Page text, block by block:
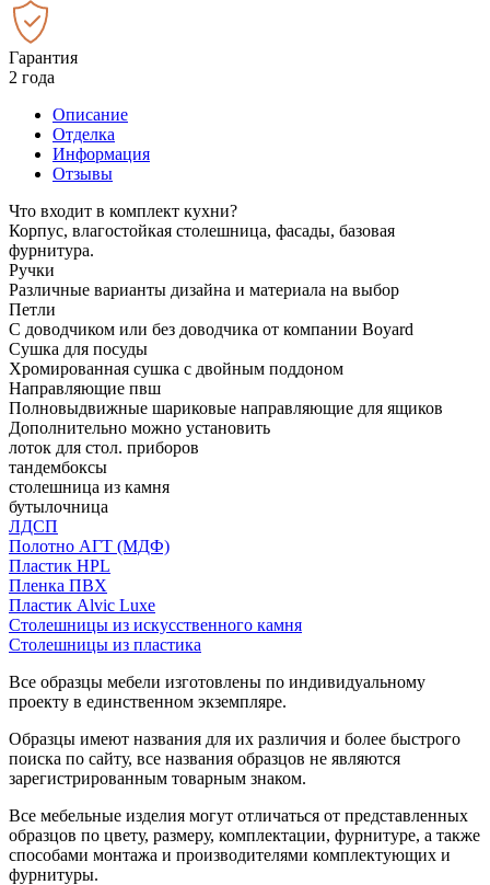
Гарантия
2 года
Описание
Отделка
Информация
Отзывы
Что входит в комплект кухни?
Корпус, влагостойкая столешница, фасады, базовая
фурнитура.
Ручки
Различные варианты дизайна и материала на выбор
Петли
С доводчиком или без доводчика от компании Boyard
Сушка для посуды
Хромированная сушка с двойным поддоном
Направляющие пвш
Полновыдвижные шариковые направляющие для ящиков
Дополнительно можно установить
лоток для стол. приборов
тандембоксы
столешница из камня
бутылочница
ЛДСП
Полотно АГТ (МДФ)
Пластик HPL
Пленка ПВХ
Пластик Alvic Luxe
Столешницы из искусственного камня
Столешницы из пластика
Все образцы мебели изготовлены по индивидуальному
проекту в единственном экземпляре.
Образцы имеют названия для их различия и более быстрого
поиска по сайту, все названия образцов не являются
зарегистрированным товарным знаком.
Все мебельные изделия могут отличаться от представленных
образцов по цвету, размеру, комплектации, фурнитуре, а также
способами монтажа и производителями комплектующих и
фурнитуры.